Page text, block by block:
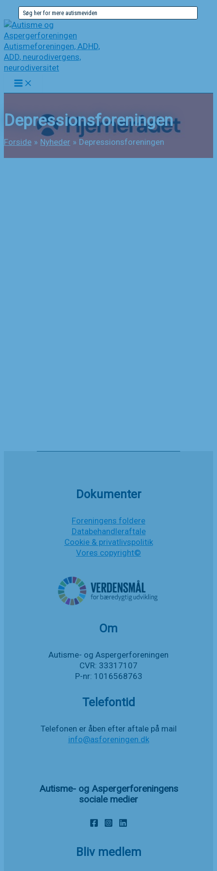
til
indholdet
Søg
efter:
Depressionsforeningen
Forside Nyheder Depressionsforeningen
Nyheder
Dokumenter
Foreningens foldere
Databehandleraftale
Cookie & privatlivspolitik
Vores copyright©
Om
Autisme- og Aspergerforeningen
CVR: 33317107
P-nr: 1016568763
Telefontid
Telefonen er åben efter aftale på mail
info@asforeningen.dk
Autisme- og Aspergerforeningens
sociale medier
Bliv medlem